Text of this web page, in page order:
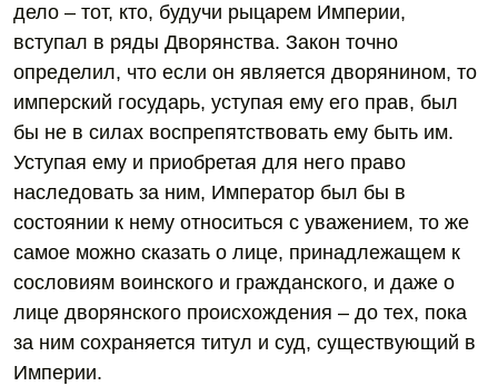
дело – тот, кто, будучи рыцарем Империи,
вступал в ряды Дворянства. Закон точно
определил, что если он является дворянином, то
имперский государь, уступая ему его прав, был
бы не в силах воспрепятствовать ему быть им.
Уступая ему и приобретая для него право
наследовать за ним, Император был бы в
состоянии к нему относиться с уважением, то же
самое можно сказать о лице, принадлежащем к
сословиям воинского и гражданского, и даже о
лице дворянского происхождения – до тех, пока
за ним сохраняется титул и суд, существующий в
Империи.